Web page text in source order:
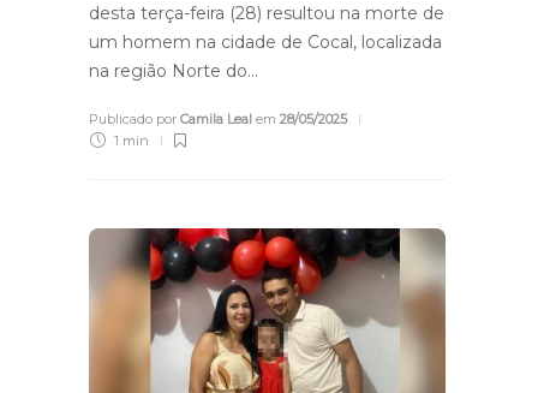
desta terça-feira (28) resultou na morte de
um homem na cidade de Cocal, localizada
na região Norte do…
Publicado por Camila Leal em 28/05/2025
1 min